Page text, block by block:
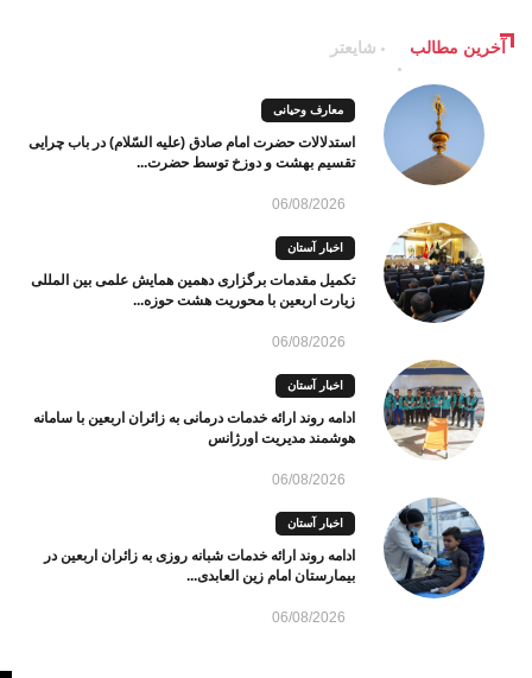
آخرین مطالب شایعتر
معارف وحیانی
استدلالات حضرت امام صادق (علیه السّلام) در باب چرایی
تقسیم بهشت و دوزخ توسط حضرت...
06/08/2026
اخبار آستان
تکمیل مقدمات برگزاری دهمین همایش علمی بین المللی
زیارت اربعین با محوریت هشت حوزه...
06/08/2026
اخبار آستان
ادامه روند ارائه خدمات درمانی به زائران اربعین با سامانه
هوشمند مدیریت اورژانس
06/08/2026
اخبار آستان
ادامه روند ارائه خدمات شبانه روزی به زائران اربعین در
بیمارستان امام زین العابدی...
06/08/2026